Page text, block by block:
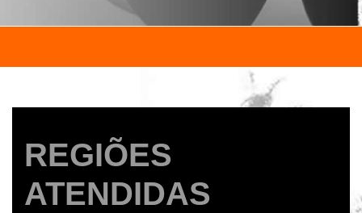
REGIÕES
ATENDIDAS